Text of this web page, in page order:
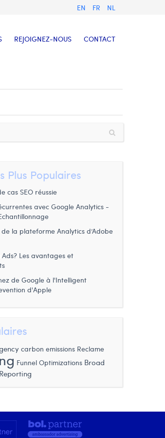
EN FR NL
REJOIGNEZ-NOUS CONTACT
Plus Populaires
cas SEO réussie
avec Google Analytics -
la plateforme Analytics d’Adobe
Les avantages et
de Google à l'Intelligent
d'Apple
carbon emissions Reclame
Funnel Optimizations Broad
Reporting